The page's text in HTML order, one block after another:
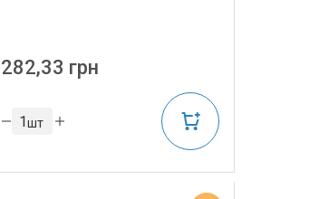
282,33 грн
шт